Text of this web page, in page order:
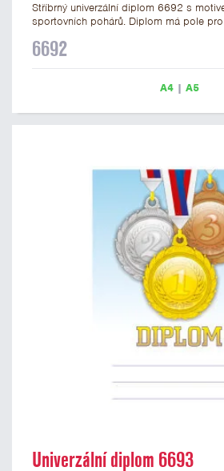
Stříbrný univerzální diplom 6692 s
sportovních pohárů. Diplom má pole
formátu A4 a A5. Tento univerzální
motivem pohárů má gramáž 250 g/m2.
6692
A4| A5
Univerzální diplom 6693